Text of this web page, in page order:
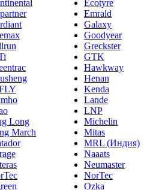
Long
March
Ecotyre
Emrald
Galaxy
Goodyear
Greckster
GTK
Hawkway
Henan
Kenda
Lande
LNP
Michelin
Mitas
MRL (Индия)
Naaats
Neumaster
NorTec
Ozka